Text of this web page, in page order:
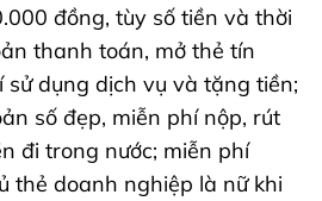
đồng, tùy số tiền và thời
thanh toán, mở thẻ tín
sử dụng dịch vụ và tặng tiền;
số đẹp, miễn phí nộp, rút
đi trong nước; miễn phí
thẻ doanh nghiệp là nữ khi